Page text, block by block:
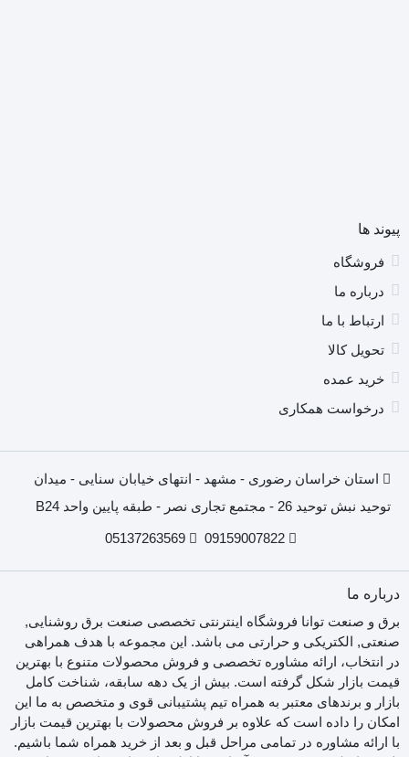
پیوند ها
فروشگاه
درباره ما
ارتباط با ما
تحویل کالا
خرید عمده
درخواست همکاری
استان خراسان رضوری - مشهد - انتهای خیابان سنایی - میدان
توحید نبش توحید 26 - مجتمع تجاری نصر - طبقه پایین واحد B24
09159007822
05137263569
درباره ما
برق و صنعت توانا فروشگاه اینترنتی تخصصی صنعت برق روشنایی,
صنعتی, الکتریکی و حرارتی می باشد. این مجموعه با هدف همراهی
در انتخاب، ارائه مشاوره تخصصی و فروش محصولات متنوع با بهترین
قیمت بازار شکل گرفته است. بیش از یک دهه سابقه، شناخت کامل
بازار و برندهای معتبر به همراه تیم پشتیبانی قوی و متخصص به ما این
امکان را داده است که علاوه بر فروش محصولات با بهترین قیمت بازار
با ارائه مشاوره در تمامی مراحل قبل و بعد از خرید همراه شما باشیم.